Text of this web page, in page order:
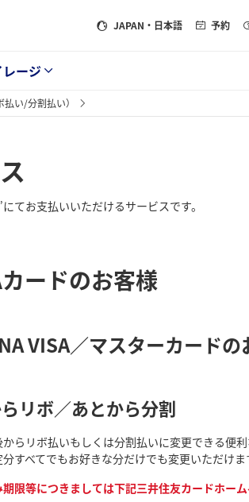
JAPAN ・日本語 予約
レージ
い/分割払い）
てお支払いいただけるサービスです。
ードのお客様
VISA／マスターカード
リボ／あとから分割
らリボ払いもしくは分割払いに変更できる便
すべてでもお好きな分だけでも変更いただけ
限等につきましては下記三井住友カードホーム